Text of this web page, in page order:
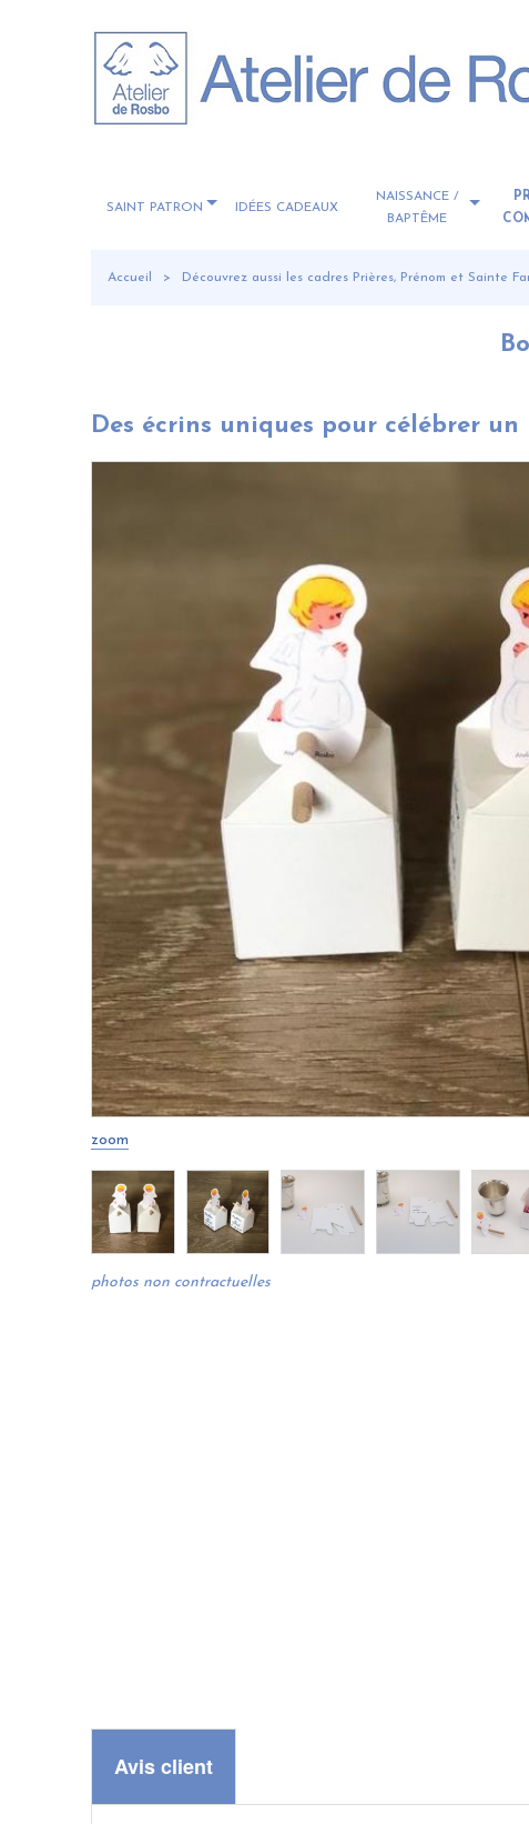
SAINT PATRON IDÉES CADEAUX
NAISSANCE /
BAPTÊME
Accueil Découvrez aussi les cadres Prières, Prénom et Sainte
Des écrins uniques pour célébrer
zoom
photos non contractuelles
Avis client